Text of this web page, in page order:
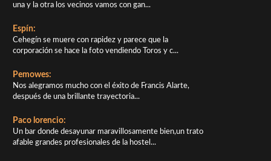
una y la otra los vecinos vamos con gan...
Espín:
Cehegín se muere con rapidez y parece que la
corporación se hace la foto vendiendo Toros y c...
Pemowes:
Nos alegramos mucho con el éxito de Francis Alarte,
después de una brillante trayectoria...
Paco lorencio:
Un bar donde desayunar maravillosamente bien,un trato
afable grandes profesionales de la hostel...